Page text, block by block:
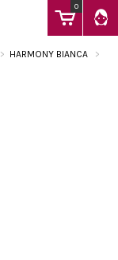
0
HARMONY BIANCA